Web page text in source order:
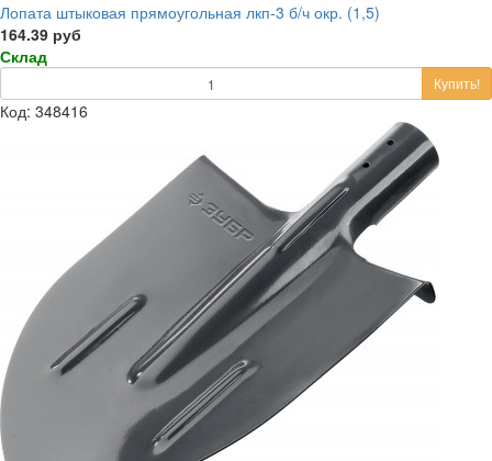
Лопата штыковая прямоугольная лкп-3 б/ч окр. (1,5)
164.39 руб
Склад
Купить!
Код: 348416